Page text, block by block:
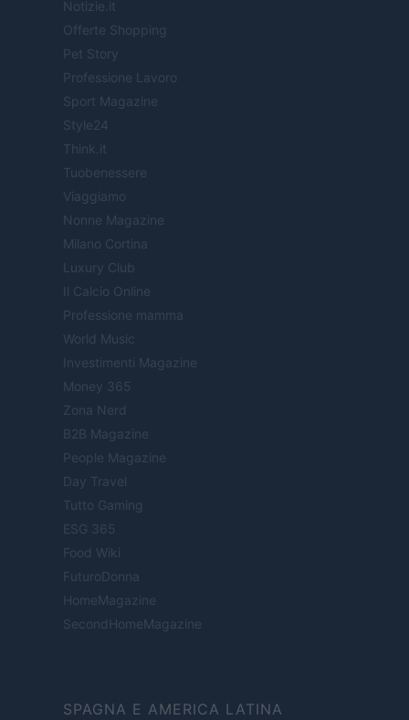
Notizie.it
Offerte Shopping
Pet Story
Professione Lavoro
Sport Magazine
Style24
Think.it
Tuobenessere
Viaggiamo
Nonne Magazine
Milano Cortina
Luxury Club
Il Calcio Online
Professione mamma
World Music
Investimenti Magazine
Money 365
Zona Nerd
B2B Magazine
People Magazine
Day Travel
Tutto Gaming
ESG 365
Food Wiki
FuturoDonna
HomeMagazine
SecondHomeMagazine
SPAGNA E AMERICA LATINA